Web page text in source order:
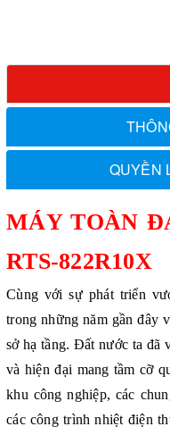
QUYỀN
MÁY TOÀN
RTS-822R10X
Cùng với sự phát triển
trong những năm gần đây
sở hạ tầng. Đất nước ta đã
và hiện đại mang tầm cỡ
khu công nghiệp, các
các công trình nhiệt điện